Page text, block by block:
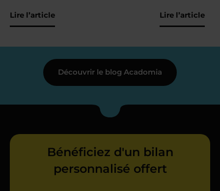
Lire l’article Lire l’article
Découvrir le blog Acadomia
Bénéficiez d'un bilan
personnalisé offert